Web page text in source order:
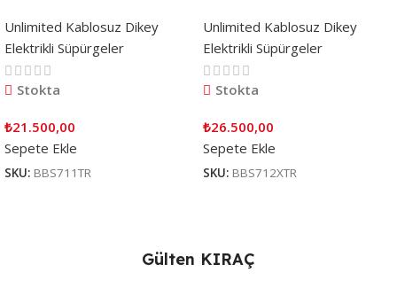
Unlimited Kablosuz Dikey
Elektrikli Süpürgeler
Stokta
₺21.500,00
Sepete Ekle
SKU: BBS711TR
Unlimited Kablosuz Dikey
Elektrikli Süpürgeler
Stokta
₺26.500,00
Sepete Ekle
SKU: BBS712XTR
Gülten KIRAÇ